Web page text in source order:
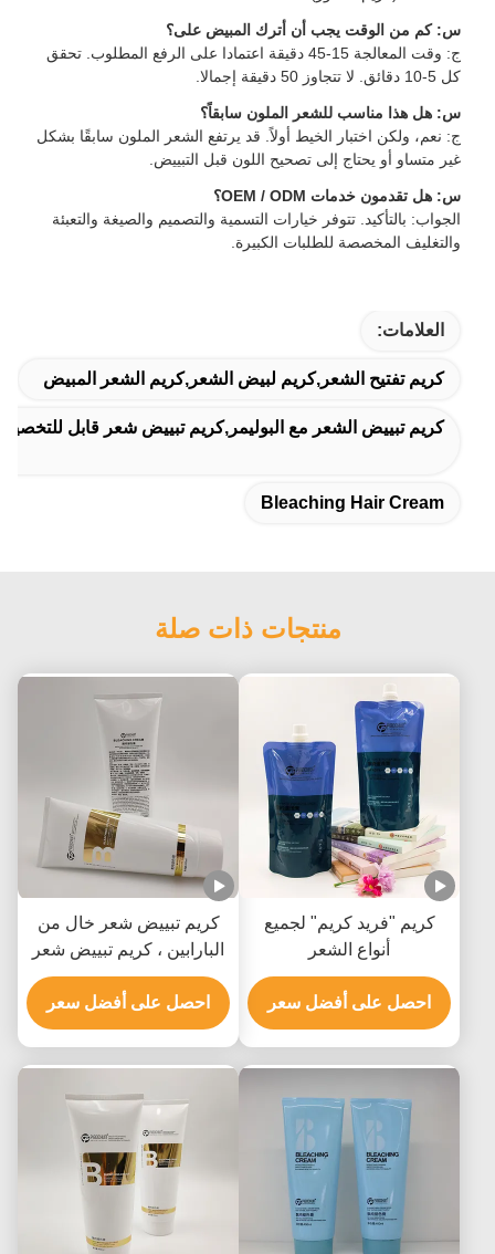
س: كم من الوقت يجب أن أترك المبيض على؟
ج: وقت المعالجة 15-45 دقيقة اعتمادا على الرفع المطلوب. تحقق
كل 5-10 دقائق. لا تتجاوز 50 دقيقة إجمالا.
س: هل هذا مناسب للشعر الملون سابقاً؟
ج: نعم، ولكن اختبار الخيط أولاً. قد يرتفع الشعر الملون سابقًا بشكل
غير متساو أو يحتاج إلى تصحيح اللون قبل التبييض.
س: هل تقدمون خدمات OEM / ODM؟
الجواب: بالتأكيد. تتوفر خيارات التسمية والتصميم والصيغة والتعبئة
والتغليف المخصصة للطلبات الكبيرة.
العلامات:
كريم تفتيح الشعر,كريم لبيض الشعر,كريم الشعر المبيض
كريم تبييض الشعر مع البوليمر,كريم تبييض شعر قابل للتخصيص من المستوى 4 إلى 9,كريم
Bleaching Hair Cream
منتجات ذات صلة
كريم "فريد كريم" لجميع
أنواع الشعر
احصل على أفضل سعر
كريم تبييض شعر خال من
البارابين ، كريم تبييض شعر
غير مزعج
احصل على أفضل سعر